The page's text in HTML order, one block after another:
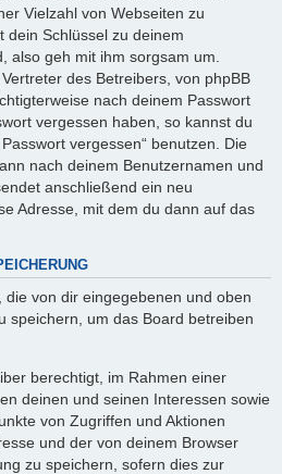
Vielzahl von Webseiten zu
dein Schlüssel zu deinem
also geh mit ihm sorgsam um.
des Betreibers, von phpBB
nach deinem Passwort
vergessen haben, so kannst du
vergessen“ benutzen. Die
nach deinem Benutzernamen und
anschließend ein neu
Adresse, mit dem du dann auf das
die von dir eingegebenen und oben
speichern, um das Board betreiben
berechtigt, im Rahmen einer
deinen und seinen Interessen sowie
von Zugriffen und Aktionen
und der von deinem Browser
zu speichern, sofern dies zur